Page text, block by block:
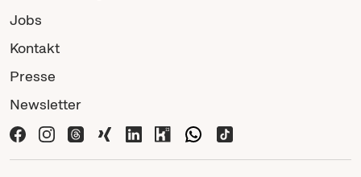
Jobs
Kontakt
Presse
Newsletter